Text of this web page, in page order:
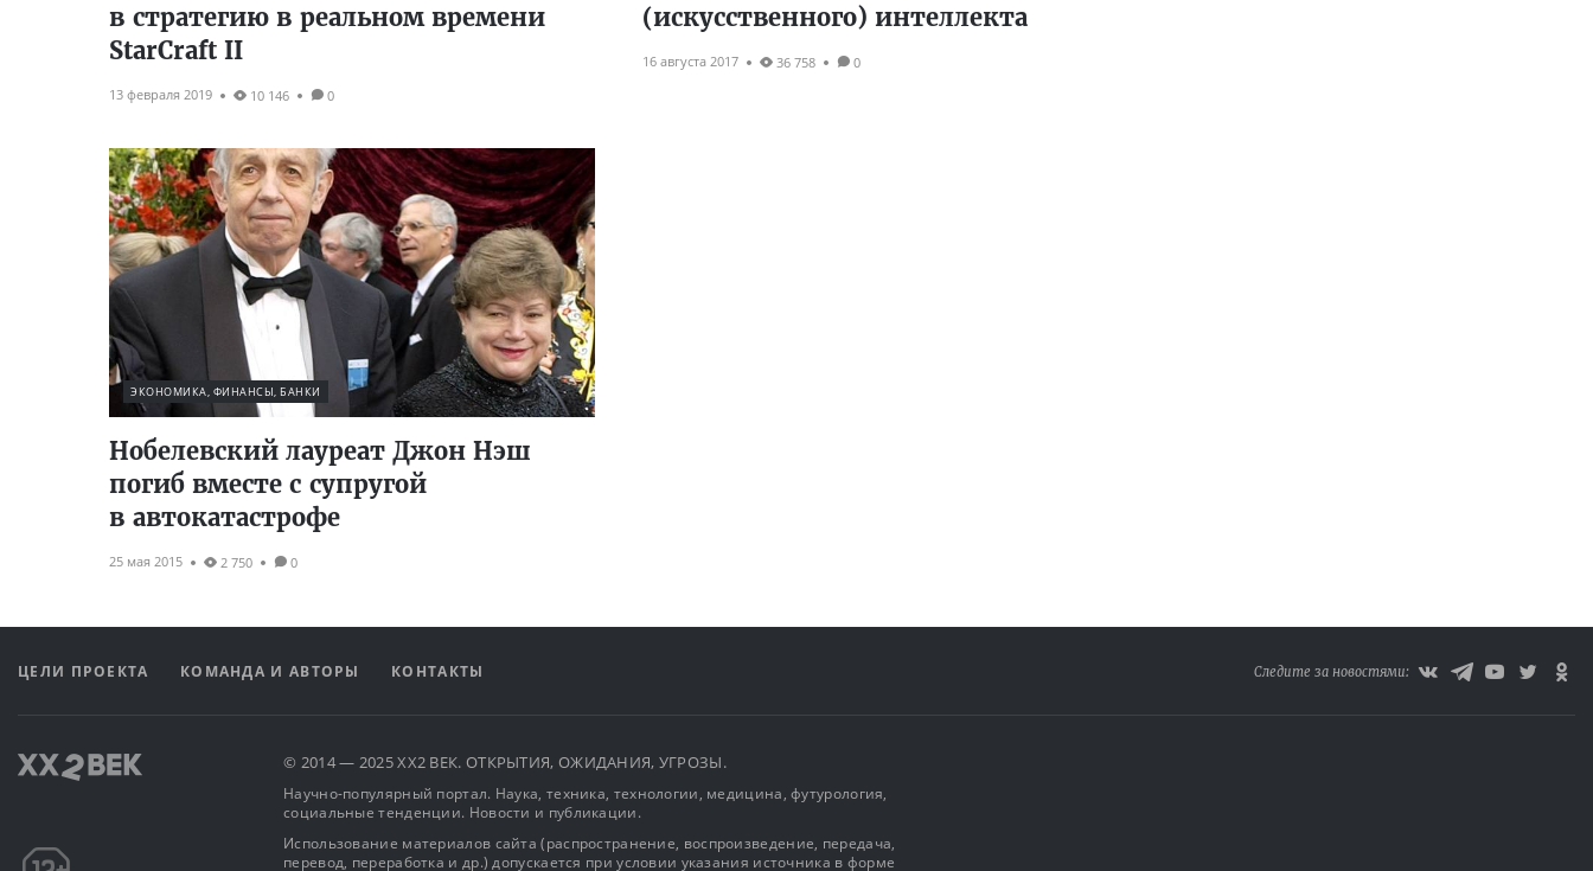
в стратегию в реальном времени
StarCraft II
13 февраля 2019 10 146 0
(искусственного) интеллекта
16 августа 2017 36 758 0
ЭКОНОМИКА, ФИНАНСЫ, БАНКИ
Нобелевский лауреат Джон Нэш
погиб вместе с супругой
в автокатастрофе
25 мая 2015 2 750 0
ЦЕЛИ ПРОЕКТА КОМАНДА И АВТОРЫ КОНТАКТЫ Следите за новостями:
© 2014 — 2025 XX2 ВЕК. ОТКРЫТИЯ, ОЖИДАНИЯ, УГРОЗЫ.
Научно-популярный портал. Наука, техника, технологии, медицина, футурология,
социальные тенденции. Новости и публикации.
Использование материалов сайта (распространение, воспроизведение, передача,
перевод, переработка и др.) допускается при условии указания источника в форме